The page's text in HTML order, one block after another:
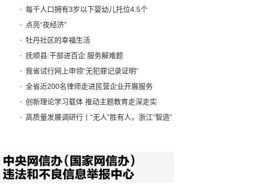
平谈到一个重大课题
每千人口拥有3岁以下婴幼儿托位4.5个
点亮“夜经济”
牡丹社区的幸福生活
抚顺县:干部进百企 服务解难题
我省试行网上申领“无犯罪记录证明”
全省近200名律师走进民营企业开展服务
创新理论学习载体 推动主题教育走深走实
高质量发展调研行丨“无人”胜有人，浙江“智造”